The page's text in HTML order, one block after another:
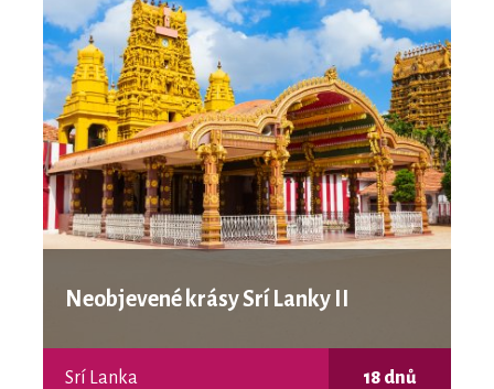
Neobjevené krásy Srí Lanky II
Srí Lanka 18 dnů